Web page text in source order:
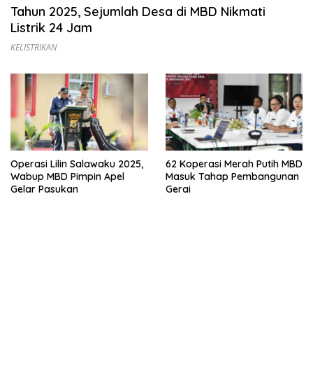
Tahun 2025, Sejumlah Desa di MBD Nikmati
Listrik 24 Jam‎
KELISTRIKAN
Operasi Lilin Salawaku 2025,
Wabup MBD Pimpin Apel
Gelar Pasukan
62 Koperasi Merah Putih MBD
Masuk Tahap Pembangunan
Gerai